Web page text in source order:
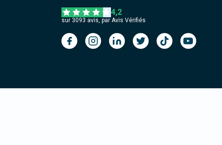
4,2
sur 3093 avis, par Avis Vérifiés